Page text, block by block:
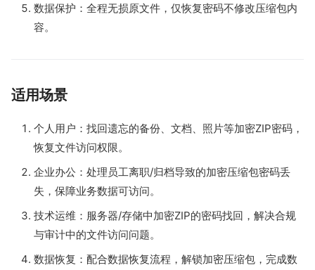
数据保护：全程无损原文件，仅恢复密码不修改压缩包内
容。
适用场景
个人用户：找回遗忘的备份、文档、照片等加密ZIP密码，
恢复文件访问权限。
企业办公：处理员工离职/归档导致的加密压缩包密码丢
失，保障业务数据可访问。
技术运维：服务器/存储中加密ZIP的密码找回，解决合规
与审计中的文件访问问题。
数据恢复：配合数据恢复流程，解锁加密压缩包，完成数